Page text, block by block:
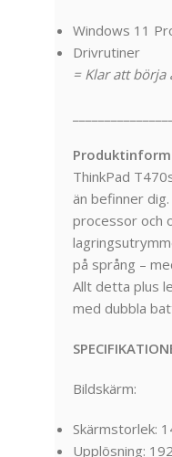
Windows 11
Drivrutiner
= Klar att börja
ThinkPad
än befinner
processor och
på språng –
Allt detta plus
med dubbla
Bildskärm:
Skärmstorlek:
Upplösning: